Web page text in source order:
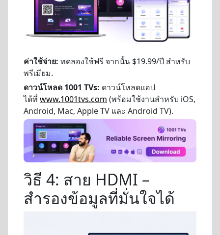
ค่าใช้จ่าย: ทดลองใช้ฟรี จากนั้น $19.99/ปี สำหรับ
พรีเมียม.
ดาวน์โหลด 1001 TVs: ดาวน์โหลดแอป
ได้ที่ www.1001tvs.com (พร้อมใช้งานสำหรับ iOS,
Android, Mac, Apple TV และ Android TV).
วิธี 4: สาย HDMI –
สำรองข้อมูลที่มั่นใจได้